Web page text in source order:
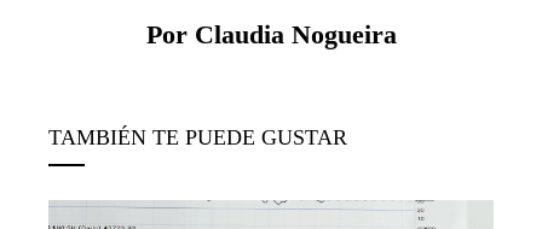
Por Claudia Nogueira
TAMBIÉN TE PUEDE GUSTAR